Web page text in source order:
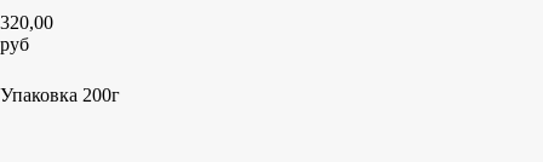
320,00
руб
Упаковка 200г